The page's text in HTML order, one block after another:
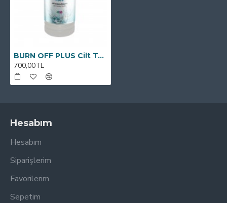
BURN OFF PLUS Cilt Temizleme Solüsyonu 1000 ML
700,00TL
Hesabım
Hesabım
Siparişlerim
Favorilerim
Sepetim